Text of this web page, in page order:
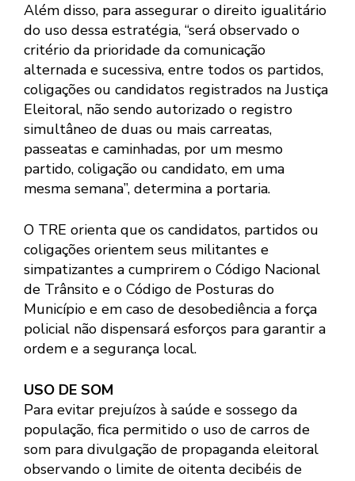
Além disso, para assegurar o direito igualitário
do uso dessa estratégia, “será observado o
critério da prioridade da comunicação
alternada e sucessiva, entre todos os partidos,
coligações ou candidatos registrados na Justiça
Eleitoral, não sendo autorizado o registro
simultâneo de duas ou mais carreatas,
passeatas e caminhadas, por um mesmo
partido, coligação ou candidato, em uma
mesma semana”, determina a portaria.
O TRE orienta que os candidatos, partidos ou
coligações orientem seus militantes e
simpatizantes a cumprirem o Código Nacional
de Trânsito e o Código de Posturas do
Município e em caso de desobediência a força
policial não dispensará esforços para garantir a
ordem e a segurança local.
USO DE SOM
Para evitar prejuízos à saúde e sossego da
população, fica permitido o uso de carros de
som para divulgação de propaganda eleitoral
observando o limite de oitenta decibéis de